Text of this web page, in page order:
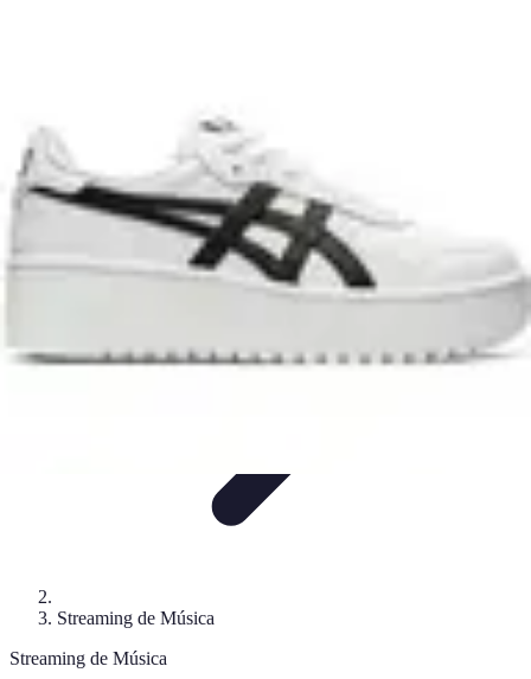
Streaming de Música
Streaming de Música